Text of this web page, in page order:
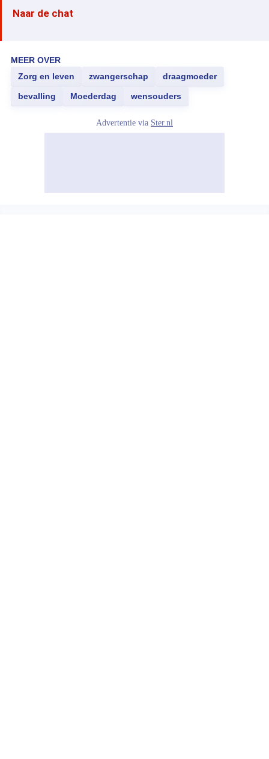
Naar de chat
MEER OVER
Zorg en leven
zwangerschap draagmoeder
bevalling Moederdag wensouders
Advertentie via Ster.nl